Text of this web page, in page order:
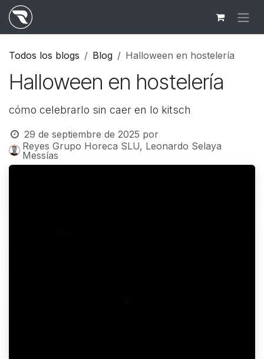
Ir al contenido
Todos los blogs Blog Halloween en hostelería
Halloween en hostelería
cómo celebrarlo sin caer en lo kitsch
29 de septiembre de 2025 por
Reyes Grupo Horeca SLU, Leonardo Selaya
Messías